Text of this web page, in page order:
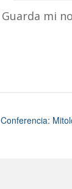
Guarda mi
Conferencia: